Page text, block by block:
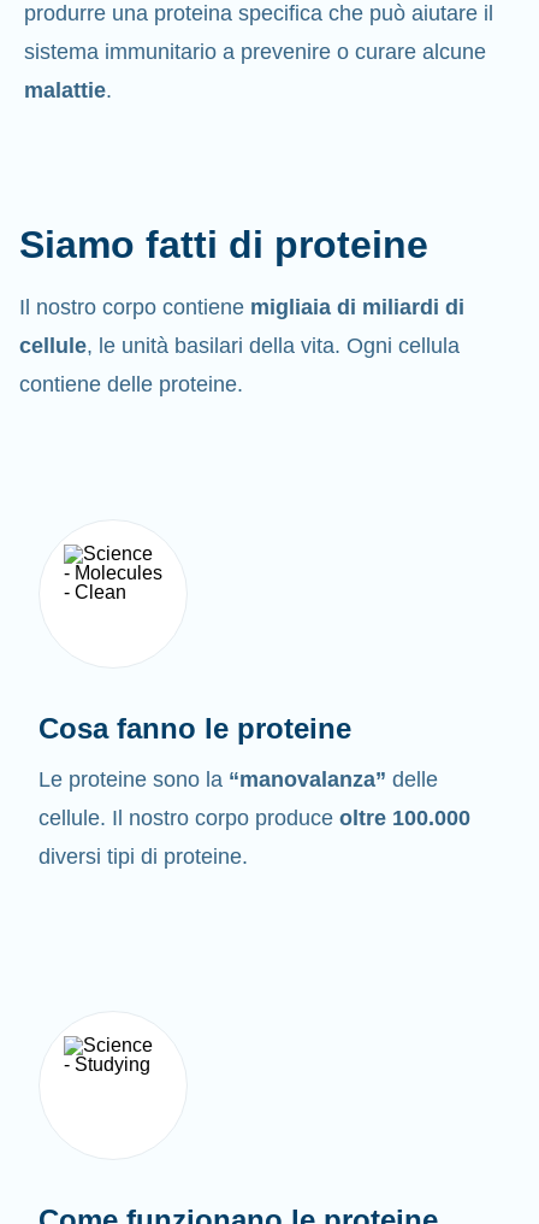
produrre una proteina specifica che può aiutare il
sistema immunitario a prevenire o curare alcune
malattie.
Siamo fatti di proteine
Il nostro corpo contiene migliaia di miliardi di
cellule, le unità basilari della vita. Ogni cellula
contiene delle proteine.
Cosa fanno le proteine
Le proteine sono la “manovalanza” delle
cellule. Il nostro corpo produce oltre 100.000
diversi tipi di proteine.